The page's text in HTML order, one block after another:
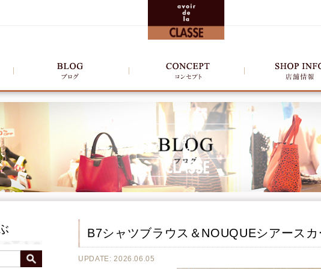
B7シャツブラウス＆NOUQUEシアース
UPDATE: 2026.06.05